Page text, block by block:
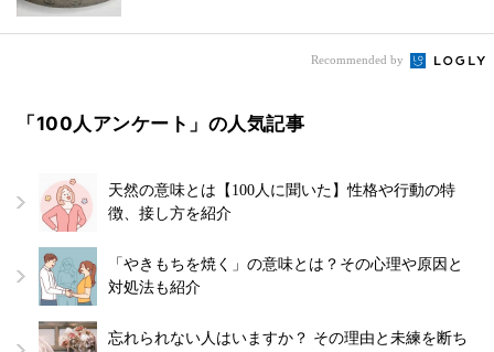
Recommended by
「100人アンケート」の人気記事
天然の意味とは【100人に聞いた】性格や行動の特
徴、接し方を紹介
「やきもちを焼く」の意味とは？その心理や原因と
対処法も紹介
忘れられない人はいますか？ その理由と未練を断ち